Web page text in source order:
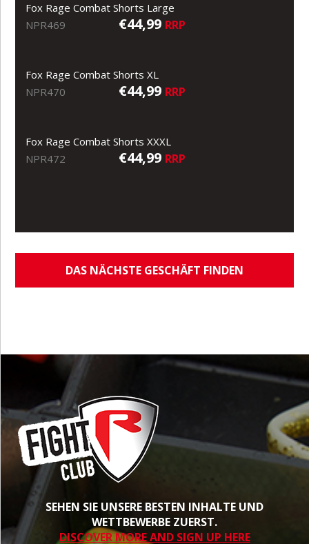
Fox Rage Combat Shorts Large
NPR469
€44,99 RRP
Fox Rage Combat Shorts XL
NPR470
€44,99 RRP
Fox Rage Combat Shorts XXXL
NPR472
€44,99 RRP
DAS NÄCHSTE GESCHÄFT FINDEN
SEHEN SIE UNSERE BESTEN INHALTE UND
WETTBEWERBE ZUERST.
DISCOVER MORE AND SIGN UP HERE